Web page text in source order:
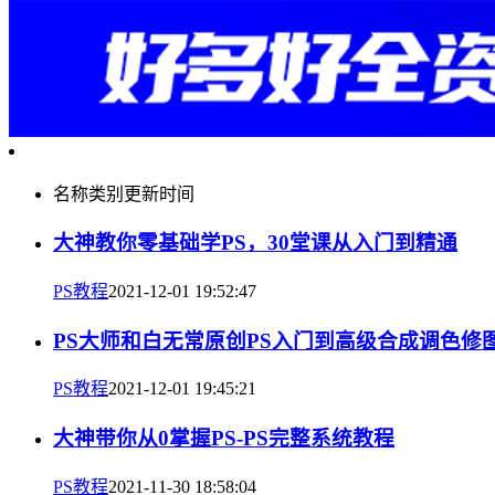
名称类别 更新时间
大神教你零基础学PS，30堂课从入门到精通
PS教程2021-12-01 19:52:47
PS大师和白无常原创PS入门到高级合成调色修
PS教程2021-12-01 19:45:21
大神带你从0掌握PS-PS完整系统教程
PS教程2021-11-30 18:58:04